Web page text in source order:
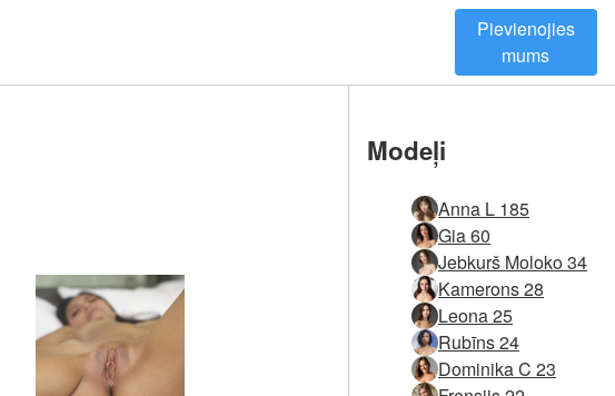
Pievienojies
mums
Modeļi
Anna L 185
Gia 60
Jebkurš Moloko 34
Kamerons 28
Leona 25
Rubīns 24
Dominika C 23